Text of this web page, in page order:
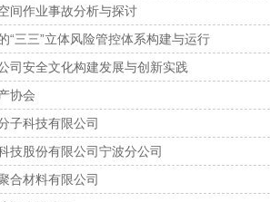
间作业事故分析与探讨
“三三”立体风险管控体系构建与运行
司安全文化构建发展与创新实践
协会
子科技有限公司
技股份有限公司宁波分公司
合材料有限公司